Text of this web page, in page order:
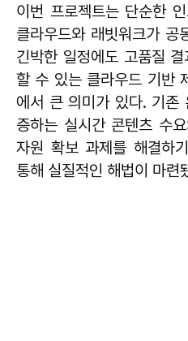
이번 프로젝트는 단순한
클라우드와 래빗워크가 공
긴박한 일정에도 고품질
할 수 있는 클라우드 기반
에서 큰 의미가 있다. 기존
증하는 실시간 콘텐츠 수
자원 확보 과제를 해결하
통해 실질적인 해법이 마련